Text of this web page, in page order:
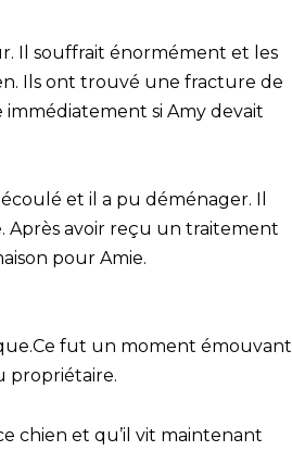
Il souffrait énormément et les
Ils ont trouvé une fracture de
si Amy devait
et il a pu déménager. Il
Après avoir reçu un traitement
pour Amie.
fut un moment émouvant
propriétaire.
chien et qu’il vit maintenant